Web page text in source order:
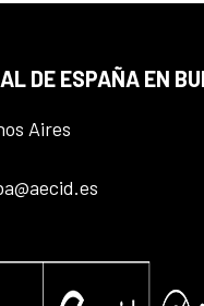
DE ESPAÑA EN
Aires